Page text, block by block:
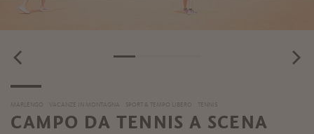
MARLENGO VACANZE IN MONTAGNA SPORT & TEMPO LIBERO TENNIS
CAMPO DA TENNIS A SCENA